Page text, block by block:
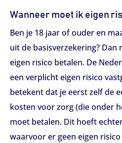
Wanneer moet ik eigen
Ben je 18 jaar of ouder en
uit de basisverzekering? Dan
eigen risico betalen. De
een verplicht eigen risico
betekent dat je eerst zelf de
kosten voor zorg (die onder
moet betalen. Dit hoeft
waarvoor er geen eigen